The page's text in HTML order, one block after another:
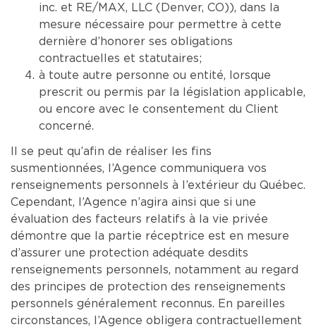
inc. et RE/MAX, LLC (Denver, CO)), dans la
mesure nécessaire pour permettre à cette
dernière d’honorer ses obligations
contractuelles et statutaires;
à toute autre personne ou entité, lorsque
prescrit ou permis par la législation applicable,
ou encore avec le consentement du Client
concerné.
Il se peut qu’afin de réaliser les fins
susmentionnées, l’Agence communiquera vos
renseignements personnels à l’extérieur du Québec.
Cependant, l’Agence n’agira ainsi que si une
évaluation des facteurs relatifs à la vie privée
démontre que la partie réceptrice est en mesure
d’assurer une protection adéquate desdits
renseignements personnels, notamment au regard
des principes de protection des renseignements
personnels généralement reconnus. En pareilles
circonstances, l’Agence obligera contractuellement